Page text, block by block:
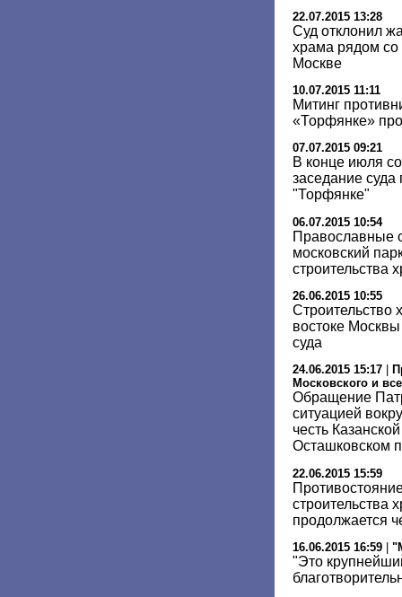
22.07.2015 13:28
Суд отклонил
храма рядом со
Москве
10.07.2015 11:11
Митинг
«Торфянке»
07.07.2015 09:21
В конце июля
заседание
"Торфянке"
06.07.2015 10:54
Православные
московский
строительства
26.06.2015 10:55
Строительство
востоке
суда
24.06.2015 15:17
Московского и
Обращение
ситуацией
честь
Осташковском
22.06.2015 15:59
строительства
продолжается
16.06.2015 16:59
"Это